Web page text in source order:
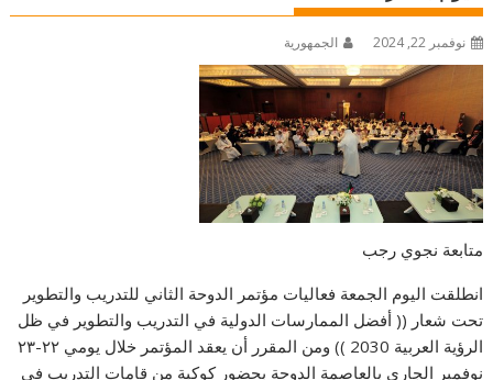
نوفمبر 22, 2024 الجمهورية
متابعة نجوي رجب
انطلقت اليوم الجمعة فعاليات مؤتمر الدوحة الثاني للتدريب والتطوير
تحت شعار (( أفضل الممارسات الدولية في التدريب والتطوير في ظل
الرؤية العربية 2030 )) ومن المقرر أن يعقد المؤتمر خلال يومي ٢٢-٢٣
نوفمبر الجاري بالعاصمة الدوحة بحضور كوكبة من قامات التدريب في